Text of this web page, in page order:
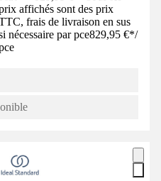
affichés sont des prix
frais de livraison en sus
nécessaire par pce829,95 €*/